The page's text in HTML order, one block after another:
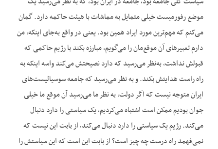
موضع رفورمیست‌ خیلی متمایل به مماشات با هیئت حاکمه دارد. گمان
می‌کنم که مهم‌ترین مورد ایراد همین بود. یعنی در واقع به‌جای اینکه، من
دارم تعبیرهای آن موقع‌مان را می‌گویم، مبارزه بکند با رژیم حاکمی که
قبولش نداشت، به‌نظر می‌رسید که دارد نصیحتش می‌کند واسه اینکه به
راه راست هدایتش بکند. و به نظر می‌رسید که جامعه سوسیالیست‌های
ایران متوجه نیست که اگر دولت، به نظر ما می‌رسید آن موقع ما خیلی
جوان بودیم ممکن است اشتباه می‌کردیم، یک سیاستی را دارد دنبال
می‌کند. رژیم یک سیاستی را دارد دنبال می‌کند، از بابت این نیست که
نمی‌فهمد راه درست چه چیز است؟ از بابت این است که این سیاستش را